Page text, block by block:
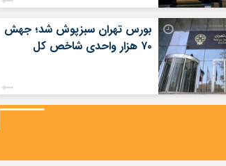
بورس تهران سبزپوش شد؛ جهش
۷۰ هزار واحدی شاخص کل